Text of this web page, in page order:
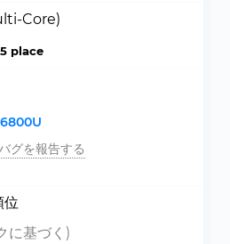
Core)
place
グを報告する
位
に基づく)